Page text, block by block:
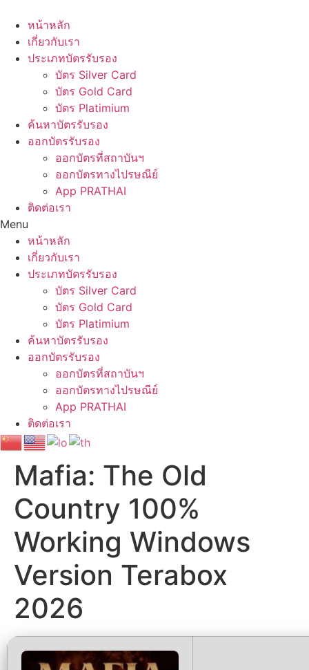
content
หน้าหลัก
เกี่ยวกับเรา
ประเภทบัตรรับรอง
บัตร Silver Card
บัตร Gold Card
บัตร Platimium
ค้นหาบัตรรับรอง
ออกบัตรรับรอง
ออกบัตรที่สถาบันฯ
ออกบัตรทางไปรษณีย์
App PRATHAI
ติดต่อเรา
Menu
หน้าหลัก
เกี่ยวกับเรา
ประเภทบัตรรับรอง
บัตร Silver Card
บัตร Gold Card
บัตร Platimium
ค้นหาบัตรรับรอง
ออกบัตรรับรอง
ออกบัตรที่สถาบันฯ
ออกบัตรทางไปรษณีย์
App PRATHAI
ติดต่อเรา
Mafia: The Old
Country 100%
Working Windows
Version Terabox
2026